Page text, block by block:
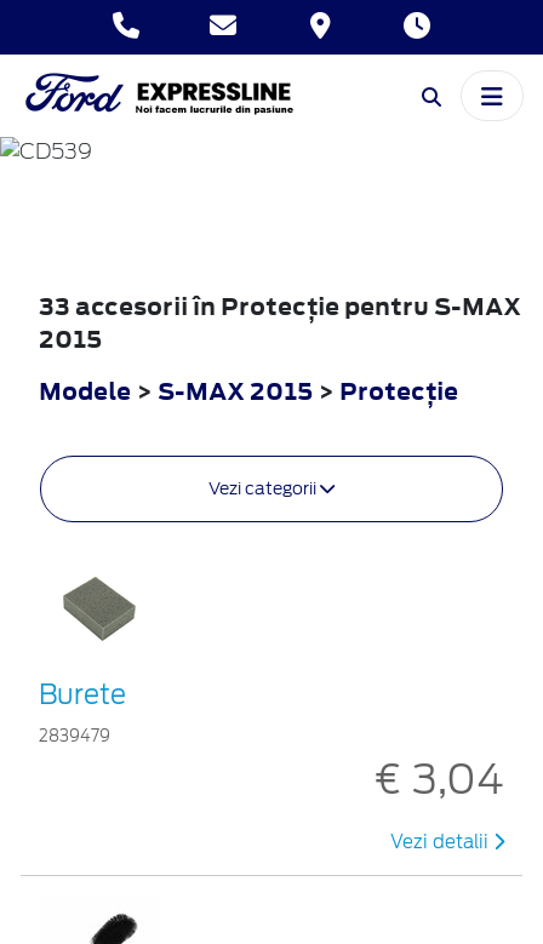
S-MAX
33 accesorii în Protecţie pentru S-MAX
2015
Modele > S-MAX 2015 > Protecţie
Vezi categorii
Burete
2839479
€ 3,04
Vezi detalii